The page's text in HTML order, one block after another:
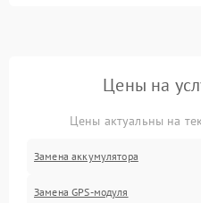
Цены на
Цены актуальны на
Замена аккумулятора
Замена GPS-модуля